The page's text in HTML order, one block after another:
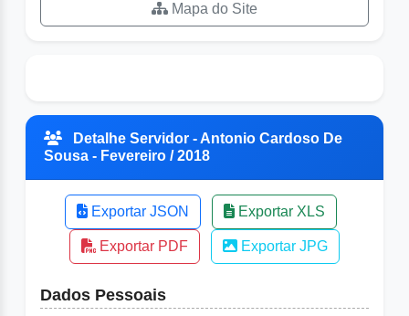
Mapa do Site
Detalhe Servidor - Antonio Cardoso De
Sousa - Fevereiro / 2018
Exportar JSON Exportar XLS
Exportar PDF Exportar JPG
Dados Pessoais